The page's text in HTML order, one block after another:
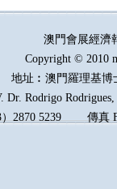
澳門會展經
Copyright © 2010
地址︰澳門羅理基博
Dr. Rodrigo
）2870 5239傳真